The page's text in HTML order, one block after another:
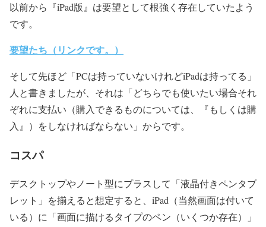
以前から『iPad版』は要望として根強く存在していたよう
です。
要望たち（リンクです。）
そして先ほど「PCは持っていないけれどiPadは持ってる」
人と書きましたが、それは「どちらでも使いたい場合それ
ぞれに支払い （購入できるものについては、『もしくは購
入』）をしなければならない」 からです。
コスパ
デスクトップやノート型にプラスして「液晶付きペンタブ
レット」を揃えると想定すると、iPad（当然画面は付いて
いる）に「画面に描けるタイプのペン（いくつか存在）」